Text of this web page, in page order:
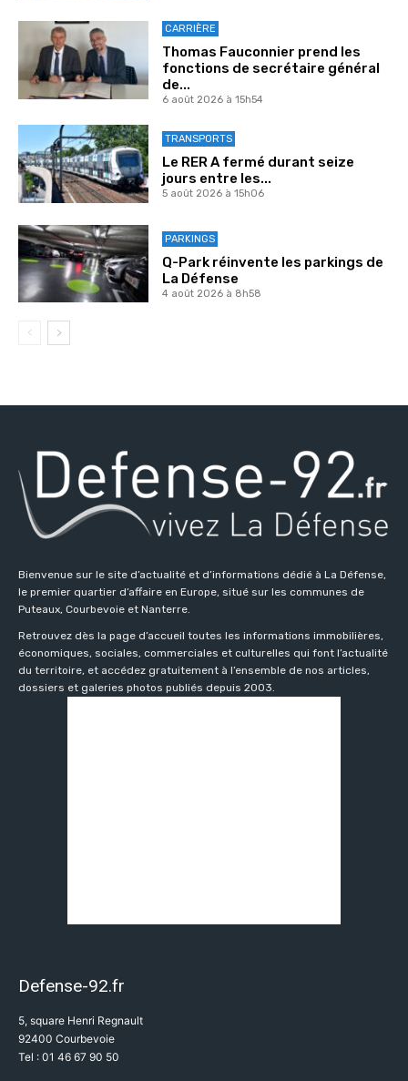
CARRIÈRE
Thomas Fauconnier prend les
fonctions de secrétaire général
de...
6 août 2026 à 15h54
TRANSPORTS
Le RER A fermé durant seize
jours entre les...
5 août 2026 à 15h06
PARKINGS
Q-Park réinvente les parkings de
La Défense
4 août 2026 à 8h58
Bienvenue sur le site d’actualité et d’informations dédié à La Défense,
le premier quartier d’affaire en Europe, situé sur les communes de
Puteaux, Courbevoie et Nanterre.
Retrouvez dès la page d’accueil toutes les informations immobilières,
économiques, sociales, commerciales et culturelles qui font l’actualité
du territoire, et accédez gratuitement à l’ensemble de nos articles,
dossiers et galeries photos publiés depuis 2003.
Defense-92.fr
5, square Henri Regnault
92400 Courbevoie
Tel : 01 46 67 90 50